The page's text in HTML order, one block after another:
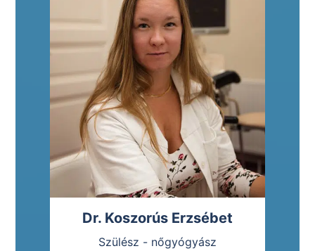
Dr. Koszorús Erzsébet
Szülész - nőgyógyász